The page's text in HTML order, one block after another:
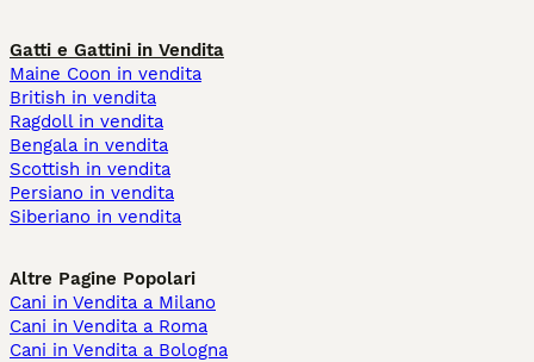
Gatti e Gattini in Vendita
Maine Coon in vendita
British in vendita
Ragdoll in vendita
Bengala in vendita
Scottish in vendita
Persiano in vendita
Siberiano in vendita
Altre Pagine Popolari
Cani in Vendita a Milano
Cani in Vendita a Roma
Cani in Vendita a Bologna